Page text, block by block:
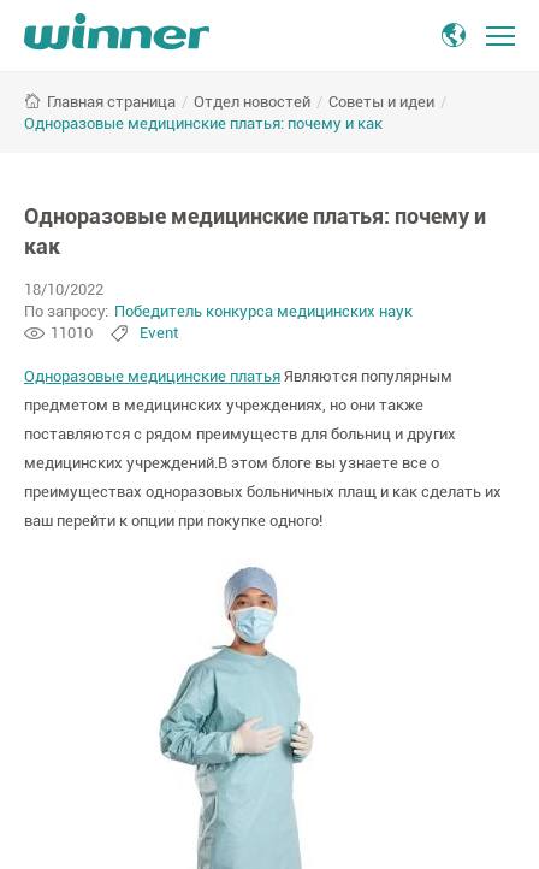
медицинские
платья:
как
Главная страница / Отдел новостей / Советы и идеи /
Одноразовые медицинские платья: почему и как
Одноразовые медицинские платья: почему и
как
18/10/2022
По запросу: Победитель конкурса медицинских наук
11010
Event
Одноразовые медицинские платья Являются популярным
предметом в медицинских учреждениях, но они также
поставляются с рядом преимуществ для больниц и других
медицинских учреждений.В этом блоге вы узнаете все о
преимуществах одноразовых больничных плащ и как сделать их
ваш перейти к опции при покупке одного!